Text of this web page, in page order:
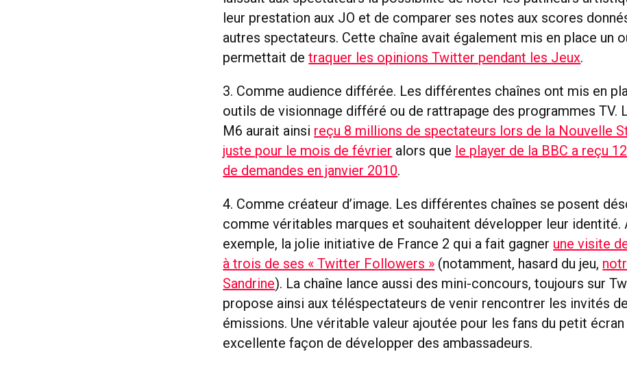
leur prestation aux JO et de comparer ses notes aux scores
autres spectateurs. Cette chaîne avait également mis en place un
permettait detraquer les opinions Twitter pendant les Jeux.
3. Comme audience différée. Les différentes chaînes ont mis en
outils de visionnage différé ou de rattrapage des programmes TV.
M6 aurait ainsi reçu 8 millions de spectateurs lors de la Nouvelle
juste pour le mois de février alors que le player de la BBC a reçu
de demandes en janvier 2010.
4. Comme créateur d’image. Les différentes chaînes se posent
comme véritables marques et souhaitent développer leur identité.
exemple, la jolie initiative de France 2 qui a fait gagner une visite
à trois de ses « Twitter Followers » (notamment, hasard du jeu,
Sandrine). La chaîne lance aussi des mini-concours, toujours sur
propose ainsi aux téléspectateurs de venir rencontrer les invités
émissions. Une véritable valeur ajoutée pour les fans du petit écran
excellente façon de développer des ambassadeurs.